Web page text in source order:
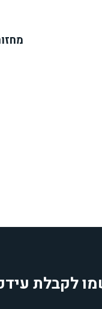
מחזור
לקבלת